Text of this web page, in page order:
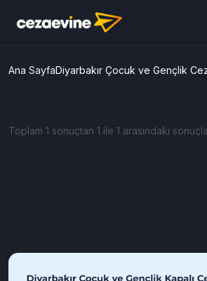
Ana SayfaDiyarbakır Çocuk ve Gençlik
Toplam 1 sonuçtan 1 ile 1 arasındaki